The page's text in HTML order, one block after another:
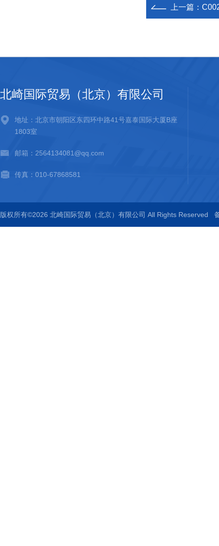
上一篇：
北崎国际贸易（北京）有限公司
地址：北京市朝阳区东四环中路41号嘉泰国际大厦B座
1803室
邮箱：2564134081@qq.com
传真：010-67868581
版权所有©2026 北崎国际贸易（北京）有限公司 All Rights Reserved